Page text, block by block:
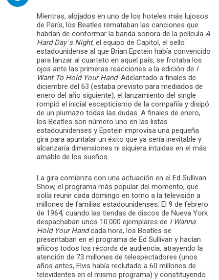
Mientras, alojados en uno de los hoteles más lujosos
de París, los Beatles remataban las canciones que
habrían de conformar la banda sonora de la película A
Hard Day´s Night, el equipo de Capitol, el sello
estadounidense al que Brian Epstein había convencido
para lanzar al cuarteto en aquel país, se frotaba los
ojos ante las primeras reacciones a la edición de I
Want To Hold Your Hand. Adelantado a finales de
diciembre del 63 (estaba previsto para mediados de
enero del año siguiente), el lanzamiento del single
rompió el inicial escepticismo de la compañía y disipó
de un plumazo todas las dudas. A finales de enero,
los Beatles son número uno en las listas
estadounidenses y Epstein improvisa una pequeña
gira para apuntalar un éxito que ya sería inevitable y
alcanzaría dimensiones ni siquiera intuidas en el más
amable de los sueños.
La gira comienza con una actuación en el Ed Sullivan
Show, el programa más popular del momento, que
solía reunir cada domingo en torno a la televisión a
millones de familias estadounidenses. El 9 de febrero
de 1964, cuando las tiendas de discos de Nueva York
despachaban unos 10.000 ejemplares de I Wanna
Hold Your Handcada hora, los Beatles se
presentaban en el programa de Ed Sullivan y hacían
añicos todos los récords de audiencia, atrayendo la
atención de 73 millones de telespectadores (unos
años antes, Elvis había reclutado a 60 millones de
televidentes en el mismo programa) y constituyendo